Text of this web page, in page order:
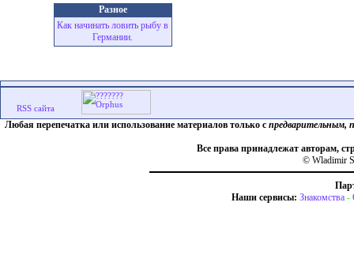
Разное
Как начинать ловить рыбу в
Германии.
Любая перепечатка или использование материалов только с предварительным,
Все права принадлежат авторам,
© Wladimir
Наши сервисы: Знакомства -